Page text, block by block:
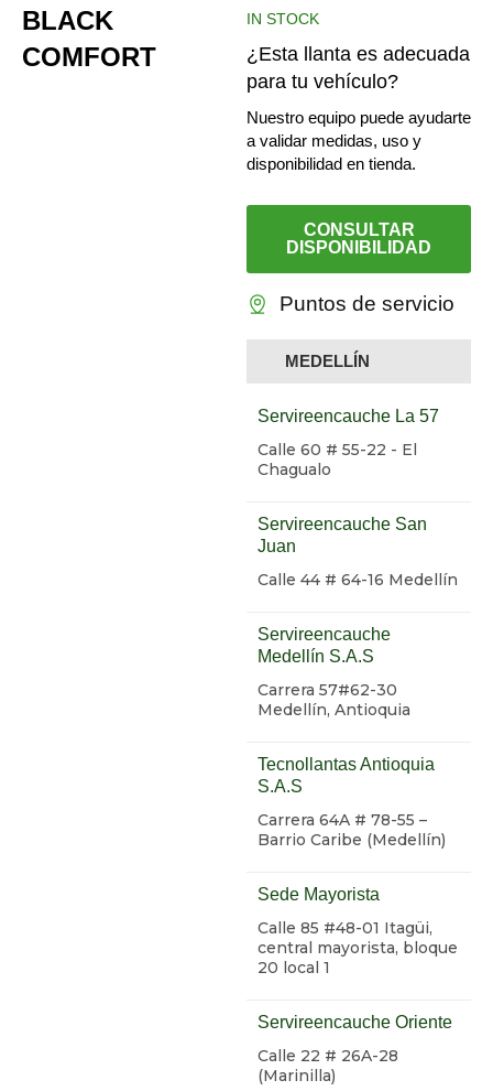
BLACK
COMFORT
IN STOCK
¿Esta llanta es adecuada
para tu vehículo?
Nuestro equipo puede ayudarte
a validar medidas, uso y
disponibilidad en tienda.
CONSULTAR
DISPONIBILIDAD
Puntos de servicio
MEDELLÍN
Servireencauche La 57
Calle 60 # 55-22 - El
Chagualo
Servireencauche San
Juan
Calle 44 # 64-16 Medellín
Servireencauche
Medellín S.A.S
Carrera 57#62-30
Medellín, Antioquia
Tecnollantas Antioquia
S.A.S
Carrera 64A # 78-55 –
Barrio Caribe (Medellín)
Sede Mayorista
Calle 85 #48-01 Itagüi,
central mayorista, bloque
20 local 1
Servireencauche Oriente
Calle 22 # 26A-28
(Marinilla)